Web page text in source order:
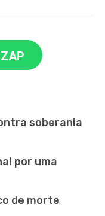
soberania
por uma
de morte